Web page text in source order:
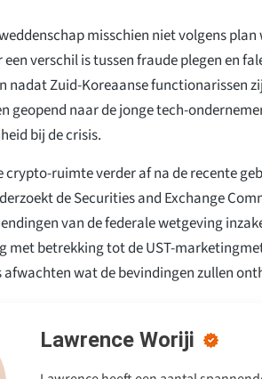
misschien niet volgens plan
verschil is tussen fraude plegen en
nadat Zuid-Koreaanse functionarissen
geopend naar de jonge tech-
bij de crisis.
crypto-ruimte verder af na de recente
de Securities and Exchange
van de federale wetgeving
met betrekking tot de UST-
afwachten wat de bevindingen zullen
Lawrence Woriji